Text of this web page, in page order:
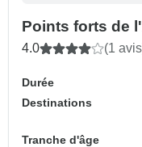
Points forts de
4.0 (1
Durée
Destinations
Tranche d'âge